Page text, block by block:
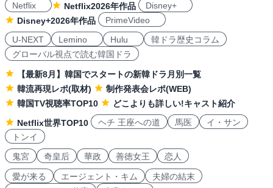
Netflix
Netflix2026年作品
Disney+
Disney+2026年作品
PrimeVideo
U-NEXT
Lemino Hulu
韓ドラ歴史コラム
グローバル視点で読む韓国ドラ
【最新8月】韓国でスタートの新韓ドラ月別一覧
韓流再現レポ(取材)
制作発表会レポ(WEB)
韓国TV視聴率TOP10
どこよりも詳しい!キャスト紹介
Netflix世界TOP10
ヘチ 王座への道 馬医
イ・サン
トンイ
鬼宮
奇皇后 華政 善徳女王 恋人
愛が来る エージェント・キム
夫婦の結末